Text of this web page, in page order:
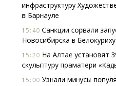
инфраструктуру
в Барнауле
15:40 Санкции сорвали
Новосибирска в Белокуриху
15:20 На Алтае установят
скульптуру праматери
15:00 Узнали минусы